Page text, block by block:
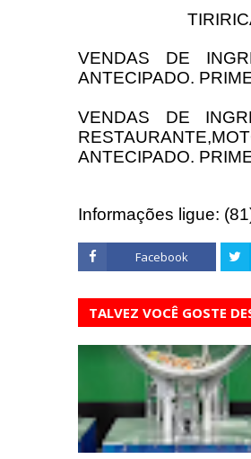
VENDAS DE
ANTECIPADO.
VENDAS DE
ANTECIPADO.
Informações ligue:
Facebook
TALVEZ VOCÊ GOSTE